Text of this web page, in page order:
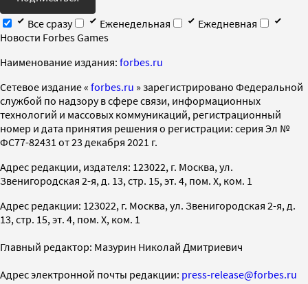
Все сразу
Еженедельная
Ежедневная
Новости Forbes Games
Наименование издания: forbes.ru
Cетевое издание « forbes.ru » зарегистрировано Федеральной
службой по надзору в сфере связи, информационных
технологий и массовых коммуникаций, регистрационный
номер и дата принятия решения о регистрации: серия Эл №
ФС77-82431 от 23 декабря 2021 г.
Адрес редакции, издателя: 123022, г. Москва, ул.
Звенигородская 2-я, д. 13, стр. 15, эт. 4, пом. X, ком. 1
Адрес редакции: 123022, г. Москва, ул. Звенигородская 2-я, д.
13, стр. 15, эт. 4, пом. X, ком. 1
Главный редактор: Мазурин Николай Дмитриевич
Адрес электронной почты редакции: press-release@forbes.ru